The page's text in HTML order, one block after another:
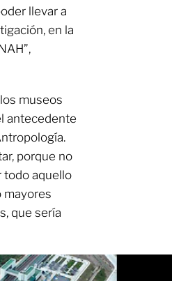
llevar a
en la
museos
antecedente
porque no
todo aquello
mayores
que sería